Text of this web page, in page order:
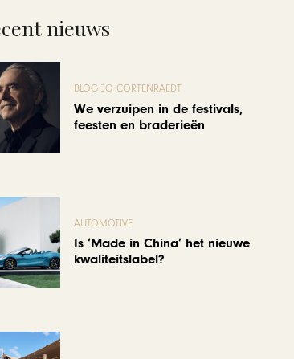
nieuws
BLOG JO CORTENRAEDT
We verzuipen in de festivals,
feesten en braderieën
AUTOMOTIVE
Is ‘Made in China’ het nieuwe
kwaliteitslabel?